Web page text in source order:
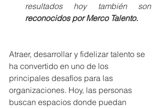
resultados hoy también son
reconocidos por Merco Talento.
Atraer, desarrollar y fidelizar talento se
ha convertido en uno de los
principales desafíos para las
organizaciones. Hoy, las personas
buscan espacios donde puedan